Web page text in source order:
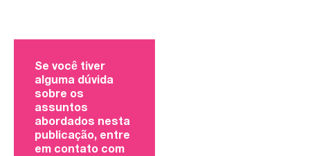
Se você tiver
alguma dúvida
sobre os
assuntos
abordados nesta
publicação, entre
em contato com